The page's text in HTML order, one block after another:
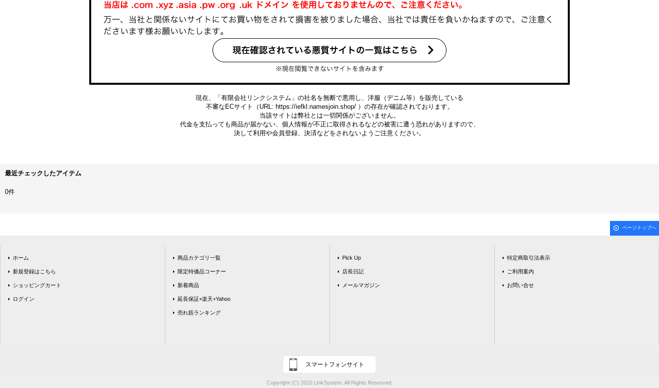
現在、「有限会社リンクシステム」の社名を無断で悪用し、洋服（デニム等）を販売している
不審なECサイト（URL: https://iefkl.namesjoin.shop/ ）の存在が確認されております。
当該サイトは弊社とは一切関係がございません。
代金を支払っても商品が届かない、個人情報が不正に取得されるなどの被害に遭う恐れがありますので、
決して利用や会員登録、決済などをされないようご注意ください。
最近チェックしたアイテム
0件
ページトップへ
ホーム
新規登録はこちら
ショッピングカート
ログイン
商品カテゴリ一覧
限定特価品コーナー
新着商品
延長保証+楽天+Yahoo
売れ筋ランキング
Pick Up
店長日記
メールマガジン
特定商取引法表示
ご利用案内
お問い合せ
スマートフォンサイト
Copyright (C) 2010 LinkSystem. All Rights Reserved.